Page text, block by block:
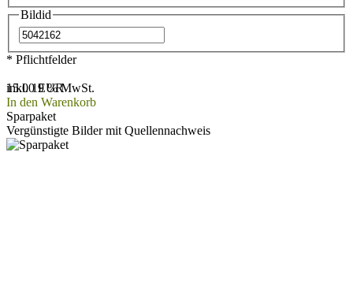
Bildid
* Pflichtfelder
15.00 EUR
inkl. 19 % MwSt.
In den Warenkorb
Sparpaket
Vergünstigte Bilder mit Quellennachweis